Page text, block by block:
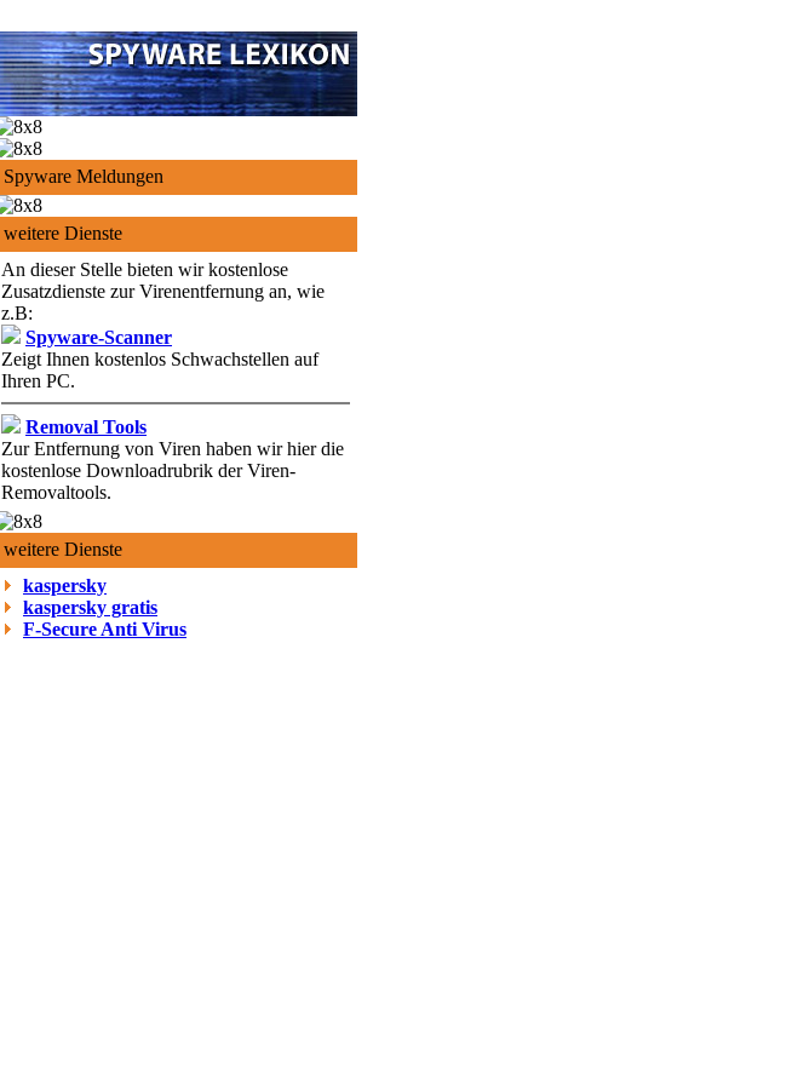
Spyware Meldungen
weitere Dienste
An dieser Stelle bieten wir kostenlose
Zusatzdienste zur Virenentfernung an, wie
z.B:
Spyware-Scanner
Zeigt Ihnen kostenlos Schwachstellen auf
Ihren PC.
Removal Tools
Zur Entfernung von Viren haben wir hier die
kostenlose Downloadrubrik der Viren-
Removaltools.
weitere Dienste
kaspersky
kaspersky gratis
F-Secure Anti Virus